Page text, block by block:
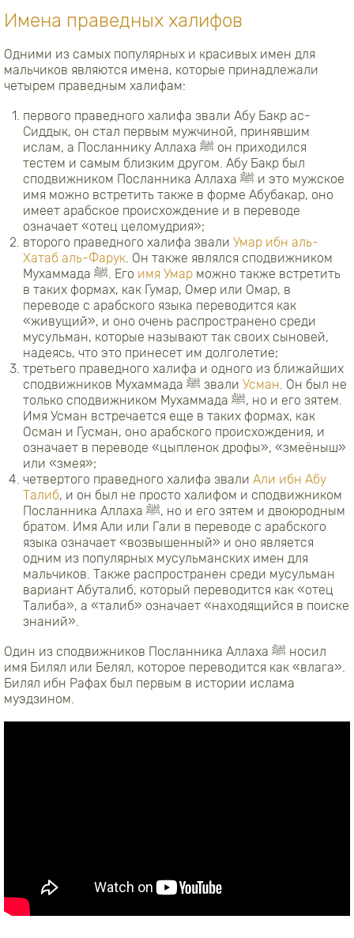
Имена праведных халифов
Одними из самых популярных и красивых имен для
мальчиков являются имена, которые принадлежали
четырем праведным халифам:
первого праведного халифа звали Абу Бакр ас-
Сиддык, он стал первым мужчиной, принявшим
ислам, а Посланнику Аллаха ﷺ он приходился
тестем и самым близким другом. Абу Бакр был
сподвижником Посланника Аллаха ﷺ и это мужское
имя можно встретить также в форме Абубакар, оно
имеет арабское происхождение и в переводе
означает «отец целомудрия»;
второго праведного халифа звали Умар ибн аль-
Хатаб аль-Фарук. Он также являлся сподвижником
Мухаммада ﷺ. Его имя Умар можно также встретить
в таких формах, как Гумар, Омер или Омар, в
переводе с арабского языка переводится как
«живущий», и оно очень распространено среди
мусульман, которые называют так своих сыновей,
надеясь, что это принесет им долголетие;
третьего праведного халифа и одного из ближайших
сподвижников Мухаммада ﷺ звали Усман. Он был не
только сподвижником Мухаммада ﷺ, но и его зятем.
Имя Усман встречается еще в таких формах, как
Осман и Гусман, оно арабского происхождения, и
означает в переводе «цыпленок дрофы», «змеёныш»
или «змея»;
четвертого праведного халифа звали Али ибн Абу
Талиб, и он был не просто халифом и сподвижником
Посланника Аллаха ﷺ, но и его зятем и двоюродным
братом. Имя Али или Гали в переводе с арабского
языка означает «возвышенный» и оно является
одним из популярных мусульманских имен для
мальчиков. Также распространен среди мусульман
вариант Абуталиб, который переводится как «отец
Талиба», а «талиб» означает «находящийся в поиске
знаний».
Один из сподвижников Посланника Аллаха ﷺ носил
имя Билял или Белял, которое переводится как «влага».
Билял ибн Рафах был первым в истории ислама
муэдзином.